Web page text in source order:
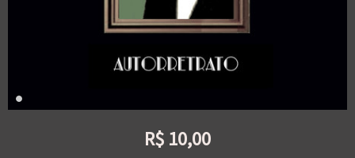
R$ 10,00